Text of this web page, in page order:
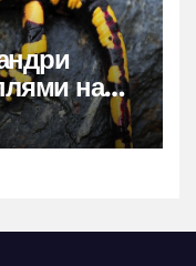
на